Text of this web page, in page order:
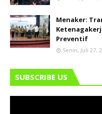
Menaker:
Preventif
Senin, Juli 27,
SUBSCRIBE US